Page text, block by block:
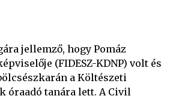
jellemző, hogy Pomáz
(FIDESZ-KDNP) volt és
a Költészeti
óraadó tanára lett. A Civil